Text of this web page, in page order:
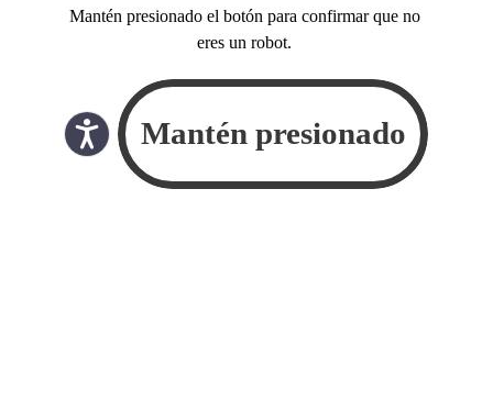
Mantén presionado el botón para confirmar que no
eres un robot.